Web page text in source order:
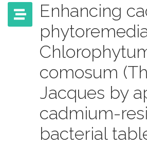
Enhancing
comosum
Jacques by
cadmium-
bacterial